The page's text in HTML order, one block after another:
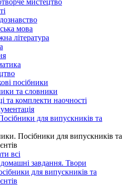
мистецтво
мова
література
посібники
та словники
та комплекти наочності
для випускників та
Посібники для випускників та
всі
домашні завдання. Твори
для випускників та